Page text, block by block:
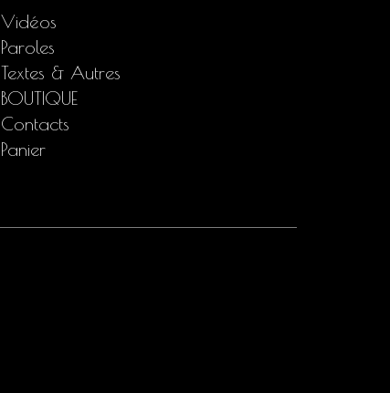
Vidéos
Paroles
Textes & Autres
BOUTIQUE
Contacts
Panier